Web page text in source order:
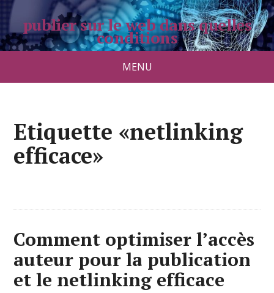
publier sur le web dans quelles
conditions
MENU
Etiquette «netlinking
efficace»
Comment optimiser l’accès
auteur pour la publication
et le netlinking efficace